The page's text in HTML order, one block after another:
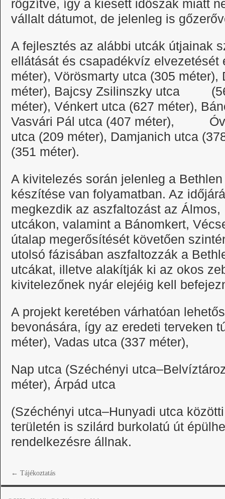
rögzítve, így a kiesett időszak miatt
vállalt dátumot, de jelenleg is
A fejlesztés az alábbi utcák útjainak
ellátását és csapadékvíz elvezetését
méter), Vörösmarty utca (305
méter), Bajcsy Zsilinszky utca
méter), Vénkert utca (627 méter),
Vasvári Pál utca (407 méter),
utca (209 méter), Damjanich utca
(351 méter).
A kivitelezés során jelenleg a
készítése van folyamatban. Az
megkezdik az aszfaltozást az
utcákon, valamint a Bánomkert,
útalap megerősítését követően
utolsó fázisában aszfaltozzák a
utcákat, illetve alakítják ki az okos
kivitelezőnek nyár elejéig kell
A projekt keretében várhatóan
bevonására, így az eredeti terveken
méter), Vadas utca (337 méter),
Nap utca (Széchényi
méter), Árpád utca
(Széchényi utca–Hunyadi utca
területén is szilárd burkolatú út
rendelkezésre állnak.
← Tájékoztatás